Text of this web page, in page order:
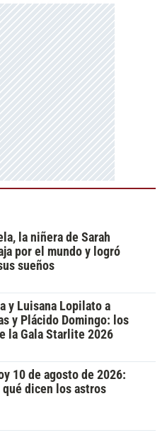
la niñera de Sarah
por el mundo y logró
sueños
y Luisana Lopilato a
y Plácido Domingo: los
la Gala Starlite 2026
10 de agosto de 2026:
dicen los astros